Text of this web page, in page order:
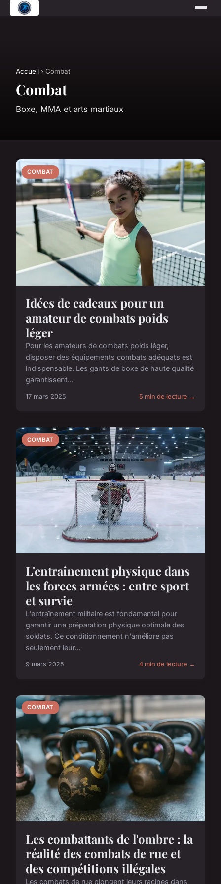
Accueil › Combat
Combat
Boxe, MMA et arts martiaux
COMBAT
Idées de cadeaux pour un
amateur de combats poids
léger
Pour les amateurs de combats poids léger,
disposer des équipements combats adéquats est
indispensable. Les gants de boxe de haute qualité
garantissent...
17 mars 2025 5 min de lecture →
COMBAT
L'entraînement physique dans
les forces armées : entre sport
et survie
L'entraînement militaire est fondamental pour
garantir une préparation physique optimale des
soldats. Ce conditionnement n'améliore pas
seulement leur...
9 mars 2025 4 min de lecture →
COMBAT
Les combattants de l'ombre : la
réalité des combats de rue et
des compétitions illégales
Les combats de rue plongent leurs racines dans